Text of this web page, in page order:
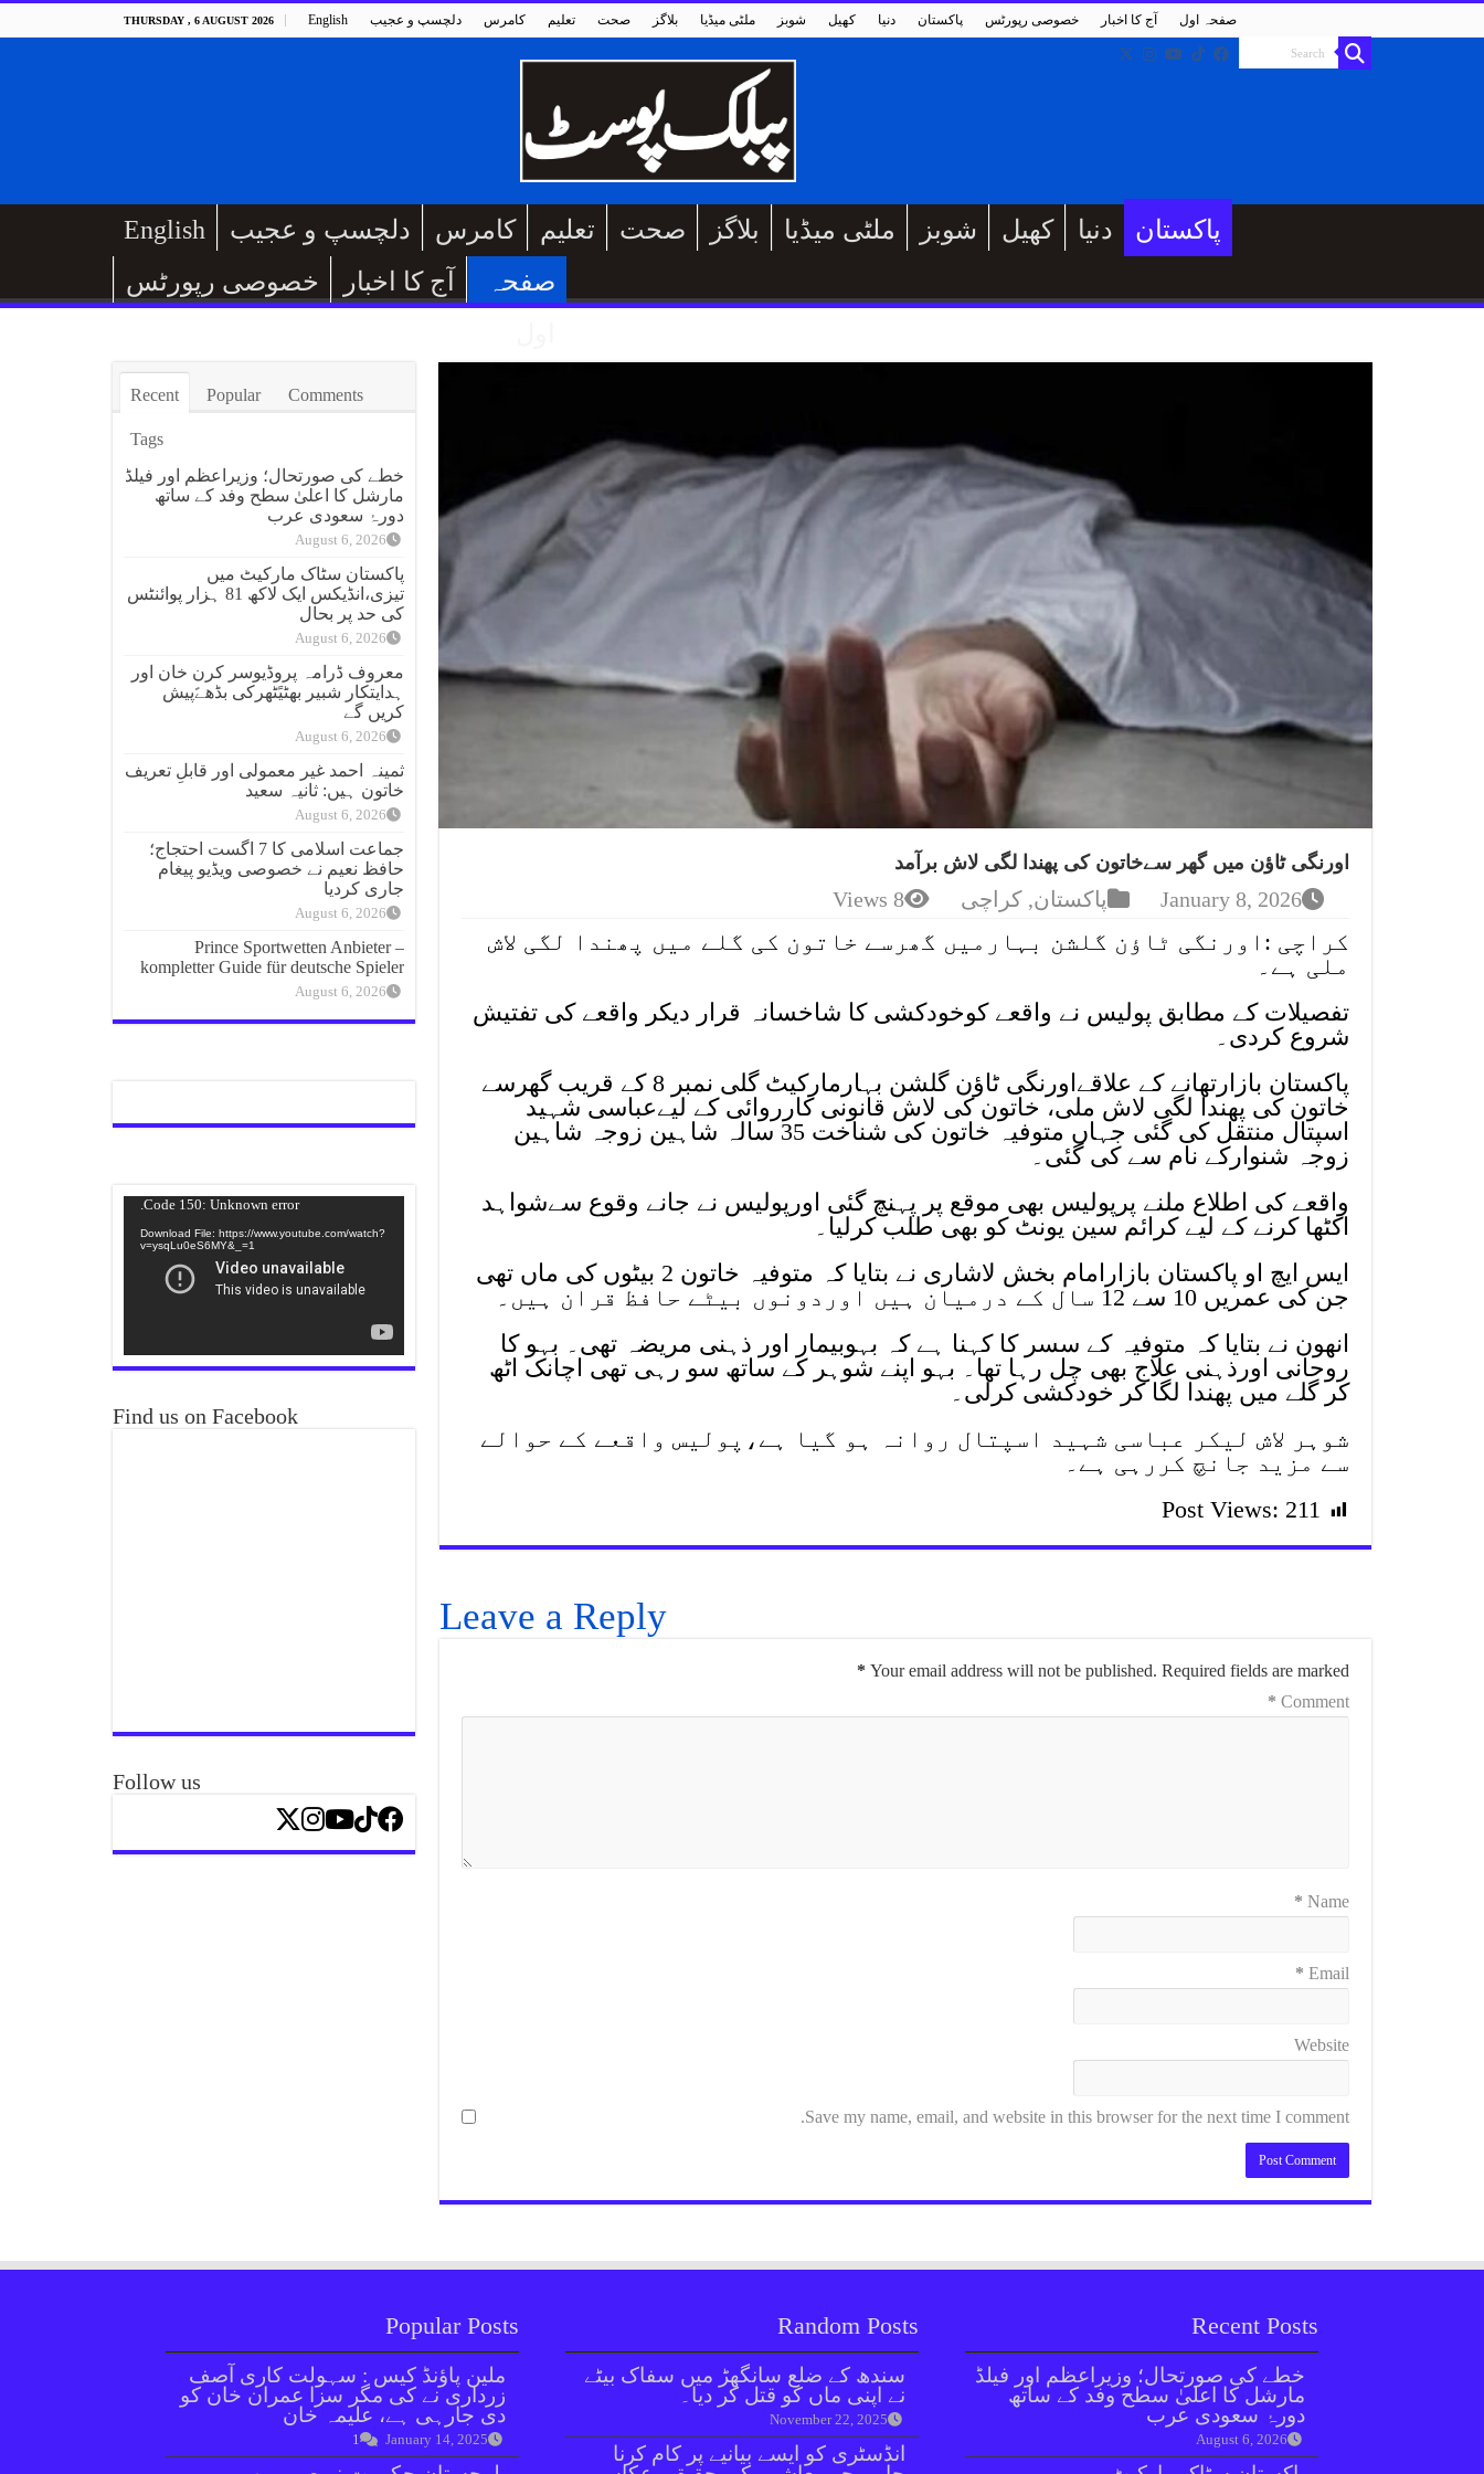
THURSDAY , 6 AUGUST 2026 English دلچسپ و عجیب کامرس تعلیم صحت بلاگز ملٹی میڈیا شوبز کھیل دنیا پاکستان خصوصی رپورٹس آج کا اخبار صفحہ اول
English دلچسپ و عجیب کامرس تعلیم صحت بلاگز ملٹی میڈیا شوبز کھیل دنیا
پاکستان
خصوصی رپورٹس
آج کا اخبار
صفحہ
اورنگی ٹاؤن میں گھر سےخاتون کی پھندا لگی لاش برآمد
January 8, 2026 پاکستان, کراچی 8 Views
کراچی :اورنگی ٹاؤن گلشن بہارمیں گھرسے خاتون کی گلے میں پھندا لگی لاش
ملی ہے۔
تفصیلات کے مطابق پولیس نے واقعے کوخودکشی کا شاخسانہ قرار دیکر واقعے کی تفتیش
شروع کردی۔
پاکستان بازارتھانے کے علاقےاورنگی ٹاؤن گلشن بہارمارکیٹ گلی نمبر 8 کے قریب گھرسے
خاتون کی پھندا لگی لاش ملی، خاتون کی لاش قانونی کارروائی کے لیےعباسی شہید
اسپتال منتقل کی گئی جہاں متوفیہ خاتون کی شناخت 35 سالہ شاہین زوجہ شاہین
زوجہ شنوارکے نام سے کی گئی۔
واقعے کی اطلاع ملنے پرپولیس بھی موقع پر پہنچ گئی اورپولیس نے جانے وقوع سےشواہد
اکٹھا کرنے کے لیے کرائم سین یونٹ کو بھی طلب کرلیا۔
ایس ایچ او پاکستان بازارامام بخش لاشاری نے بتایا کہ متوفیہ خاتون 2 بیٹوں کی ماں تھی
جن کی عمریں 10 سے 12 سال کے درمیان ہیں اوردونوں بیٹے حافظ قران ہیں۔
انھون نے بتایا کہ متوفیہ کے سسر کا کہنا ہے کہ بہوبیمار اور ذہنی مریضہ تھی۔ بہو کا
روحانی اورذہنی علاج بھی چل رہا تھا۔ بہو اپنے شوہر کے ساتھ سو رہی تھی اچانک اٹھ
کر گلے میں پھندا لگا کر خودکشی کرلی۔
شوہر لاش لیکر عباسی شہید اسپتال روانہ ہو گیا ہے،پولیس واقعے کے حوالے
سے مزید جانچ کررہی ہے۔
Post Views: 211
Leave a Reply
Your email address will not be published. Required fields are marked
*
Comment
*
Name
*
Email
*
Website
Save my name, email, and website in this browser for the next time I comment.
Recent Popular Comments
Tags
خطے کی صورتحال؛ وزیراعظم اور فیلڈ
مارشل کا اعلیٰ سطح وفد کے ساتھ
دورۂ سعودی عرب
August 6, 2026
پاکستان سٹاک مارکیٹ میں
تیزی،انڈیکس ایک لاکھ 81 ہزار پوائنٹس
کی حد پر بحال
August 6, 2026
معروف ڈرامہ پروڈیوسر کرن خان اور
ہدایتکار شبیر بھٹیًٹھرکی بڈھےًپیش
کریں گے
August 6, 2026
ثمینہ احمد غیر معمولی اور قابلِ تعریف
خاتون ہیں: ثانیہ سعید
August 6, 2026
جماعت اسلامی کا 7 اگست احتجاج؛
حافظ نعیم نے خصوصی ویڈیو پیغام
جاری کردیا
August 6, 2026
Prince Sportwetten Anbieter –
kompletter Guide für deutsche Spieler
August 6, 2026
Code 150: Unknown error.
Download File: https://www.youtube.com/watch?
v=ysqLu0eS6MY&_=1
Find us on Facebook
Follow us
Popular Posts
ملین پاؤنڈ کیس : سہولت کاری آصف
زرداری نے کی مگر سزا عمران خان کو
دی جارہی ہے، علیمہ خان
January 14, 2025
1
Random Posts
سندھ کے ضلع سانگھڑ میں سفاک بیٹے
نے اپنی ماں کو قتل کر دیا۔
November 22, 2025
انڈسٹری کو ایسے بیانیے پر کام کرنا
Recent Posts
خطے کی صورتحال؛ وزیراعظم اور فیلڈ
مارشل کا اعلیٰ سطح وفد کے ساتھ
دورۂ سعودی عرب
August 6, 2026